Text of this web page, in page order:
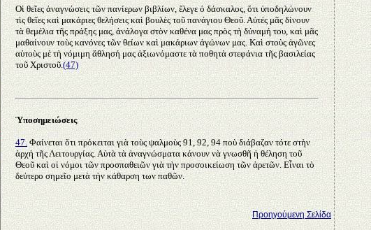
Οἱ θεῖες ἀναγνώσεις τῶν πανίερων βιβλίων, ἔλεγε ὁ δάσκαλος, ὅτι ὑποδηλώνουν
τὶς θεῖες καὶ μακάριες θελήσεις καὶ βουλὲς τοῦ πανάγιου Θεοῦ. Αὐτές μᾶς δίνουν
τὰ θεμέλια τῆς πράξης μας, ἀνάλογα στὸν καθένα μας πρὸς τὴ δύναμή του, καὶ μᾶς
μαθαίνουν τοὺς κανόνες τῶν θείων καὶ μακάριων ἀγώνων μας. Καὶ στοὺς ἀγῶνες
αὐτοὺς μὲ τὴ νόμιμη ἄθλησή μας ἀξιωνόμαστε τὰ ποθητὰ στεφάνια τῆς βασιλείας
τοῦ Χριστοῦ.(47)
Ὑποσημειώσεις
47.Φαίνεται ὅτι πρόκειται γιὰ τοὺς ψαλμοὺς 91, 92, 94 ποὺ διάβαζαν τότε στὴν
ἀρχἠ τῆς Λειτουργίας. Αὐτὰ τὰ ἀναγνώσματα κάνουν νὰ γνωσθῆ ἡ θέληση τοῦ
Θεοῦ καὶ οἱ νόμοι τῶν προσπαθειῶν γιὰ τὴν προσοικείωση τῶν ἀρετῶν. Εἶναι τὸ
δεύτερο σημεῖο μετὰ τὴν κάθαρση των παθῶν.
Προηγούμενη Σελίδα